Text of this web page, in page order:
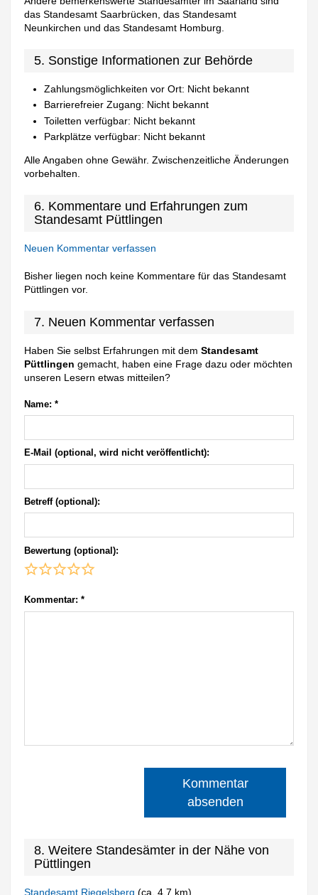
das Standesamt Saarbrücken, das Standesamt
Neunkirchen und das Standesamt Homburg.
5. Sonstige Informationen zur Behörde
Zahlungsmöglichkeiten vor Ort: Nicht bekannt
Barrierefreier Zugang: Nicht bekannt
Toiletten verfügbar: Nicht bekannt
Parkplätze verfügbar: Nicht bekannt
Alle Angaben ohne Gewähr. Zwischenzeitliche Änderungen
vorbehalten.
6. Kommentare und Erfahrungen zum
Standesamt Püttlingen
Neuen Kommentar verfassen
Bisher liegen noch keine Kommentare für das Standesamt
Püttlingen vor.
7. Neuen Kommentar verfassen
Haben Sie selbst Erfahrungen mit demStandesamt
Püttlingen gemacht, haben eine Frage dazu oder möchten
unseren Lesern etwas mitteilen?
Name: *
E-Mail (optional, wird nicht veröffentlicht):
Betreff (optional):
Bewertung (optional):
Kommentar: *
Kommentar
absenden
8. Weitere Standesämter in der Nähe von
Püttlingen
Standesamt Riegelsberg(ca. 4,7 km)